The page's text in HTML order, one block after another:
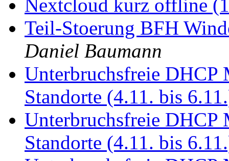
Nextcloud kurz offline
Teil-Stoerung BFH
Daniel Baumann
Unterbruchsfreie DHCP
Standorte (4.11. bis
Unterbruchsfreie DHCP
Standorte (4.11. bis